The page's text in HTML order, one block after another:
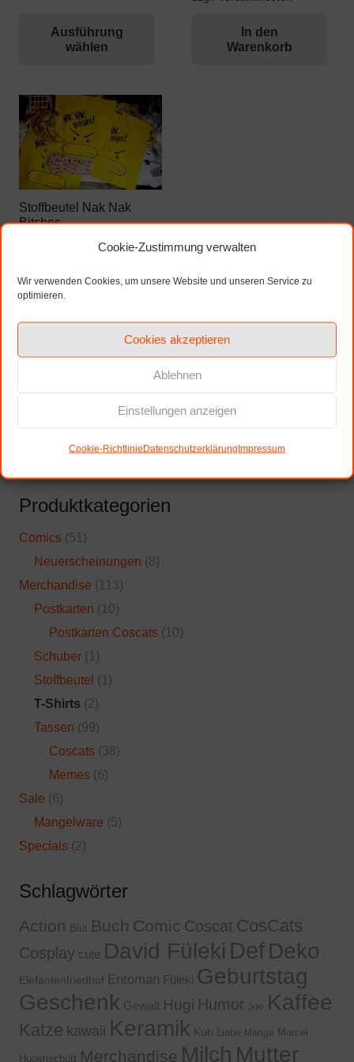
Cookie-Zustimmung verwalten
Wir verwenden Cookies, um unsere Website und unseren Service zu
optimieren.
Cookies akzeptieren
Ablehnen
Einstellungen anzeigen
Cookie-RichtlinieDatenschutzerklärungImpressum
Ausführung
wählen
In den
Warenkorb
Stoffbeutel Nak Nak
Bitches
inkl. MwSt.
zzgl. Versandkosten
In den
Produktkategorien
Comics (51)
Neuerscheinungen (8)
Merchandise (113)
Postkarten (10)
Postkarten Coscats (10)
Schuber (1)
Stoffbeutel (1)
T-Shirts (2)
Tassen (99)
Coscats (38)
Memes (6)
Sale (6)
Mangelware (5)
Specials (2)
Schlagwörter
Action Blut Buch Comic Coscat CosCats
Cosplay cute David Füleki Def Deko
Elefantenfriedhof Entoman Füleki Geburtstag
Geschenk Gewalt Hugi Humor Joe Kaffee
Katze kawaii Keramik Kuh Liebe Manga Marcel
Hugenschütt Merchandise Milch Mutter